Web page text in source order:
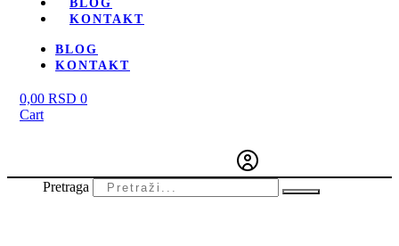
BLOG
KONTAKT
BLOG
KONTAKT
0,00 RSD 0
Cart
Pretraga